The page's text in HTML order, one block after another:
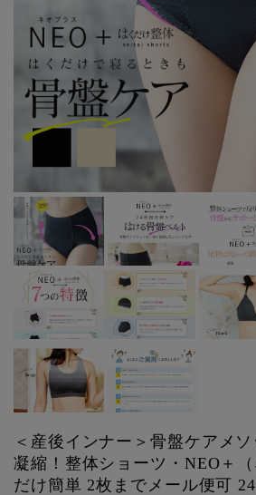
＜産後インナー＞骨盤ケアメ
凝縮！整体ショーツ・NEO＋
だけ簡単 2枚までメール便可